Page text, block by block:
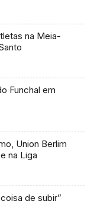
na Meia-
Funchal em
Union Berlim
na Liga
de subir”